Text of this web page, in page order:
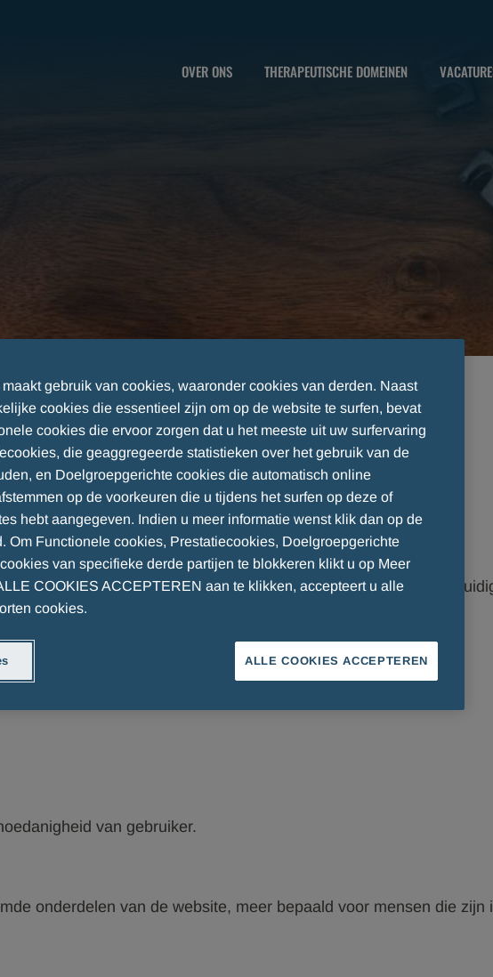
OVER ONS THERAPEUTISCHE DOMEINEN
HET RAADPLEGEN VAN DEZE WEBSITE
website") aanvaardt de gebruiker zonder enig voorbehoud de
van gebruiker.
onderdelen van de website, meer bepaald voor mensen die
gebruik van cookies, waaronder cookies van derden. Naast
cookies die essentieel zijn om op de website te surfen, bevat
cookies die ervoor zorgen dat u het meeste uit uw surfervaring
die geaggregeerde statistieken over het gebruik van de
en Doelgroepgerichte cookies die automatisch online
op de voorkeuren die u tijdens het surfen op deze of
hebt aangegeven. Indien u meer informatie wenst klik dan op de
Om Functionele cookies, Prestatiecookies, Doelgroepgerichte
van specifieke derde partijen te blokkeren klikt u op Meer
COOKIES ACCEPTEREN aan te klikken, accepteert u alle
cookies.
ALLE COOKIES ACCEPTEREN